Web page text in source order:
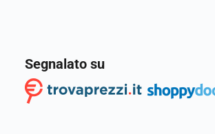
Segnalato su